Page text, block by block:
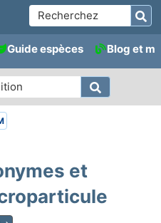
Guide espèces Blog et
et